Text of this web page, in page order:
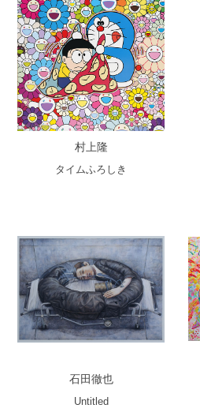
村上隆
タイムふろしき
石田徹也
Untitled